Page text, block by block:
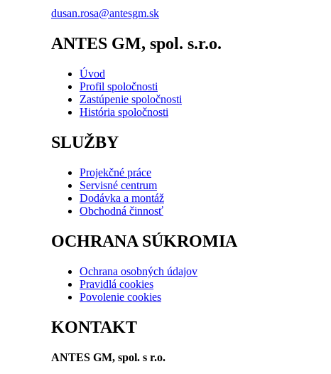
dusan.rosa@antesgm.sk
ANTES GM, spol. s.r.o.
Úvod
Profil spoločnosti
Zastúpenie spoločnosti
História spoločnosti
SLUŽBY
Projekčné práce
Servisné centrum
Dodávka a montáž
Obchodná činnosť
OCHRANA SÚKROMIA
Ochrana osobných údajov
Pravidlá cookies
Povolenie cookies
KONTAKT
ANTES GM, spol. s r.o.